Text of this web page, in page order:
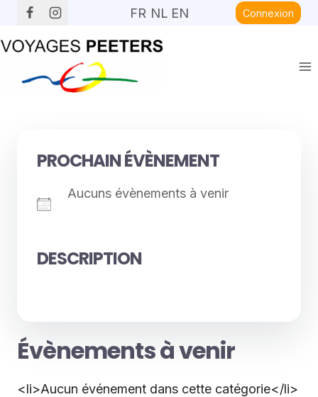
contenu
FR NL EN Connexion
PROCHAIN ÉVÈNEMENT
Aucuns évènements à venir
DESCRIPTION
Évènements à venir
<li>Aucun événement dans cette catégorie</li>